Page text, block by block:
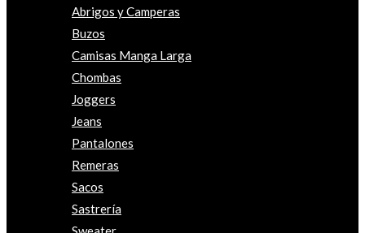
Abrigos y Camperas
Buzos
Camisas Manga Larga
Chombas
Joggers
Jeans
Pantalones
Remeras
Sacos
Sastrería